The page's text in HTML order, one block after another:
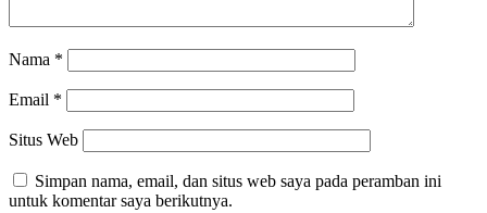
Nama *
Email *
Situs Web
Simpan nama, email, dan situs web saya pada peramban ini
untuk komentar saya berikutnya.